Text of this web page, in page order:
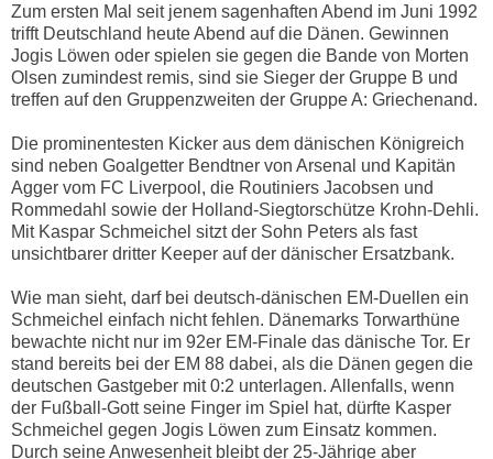
Zum ersten Mal seit jenem sagenhaften Abend im Juni 1992
trifft Deutschland heute Abend auf die Dänen. Gewinnen
Jogis Löwen oder spielen sie gegen die Bande von Morten
Olsen zumindest remis, sind sie Sieger der Gruppe B und
treffen auf den Gruppenzweiten der Gruppe A: Griechenand.
Die prominentesten Kicker aus dem dänischen Königreich
sind neben Goalgetter Bendtner von Arsenal und Kapitän
Agger vom FC Liverpool, die Routiniers Jacobsen und
Rommedahl sowie der Holland-Siegtorschütze Krohn-Dehli.
Mit Kaspar Schmeichel sitzt der Sohn Peters als fast
unsichtbarer dritter Keeper auf der dänischer Ersatzbank.
Wie man sieht, darf bei deutsch-dänischen EM-Duellen ein
Schmeichel einfach nicht fehlen. Dänemarks Torwarthüne
bewachte nicht nur im 92er EM-Finale das dänische Tor. Er
stand bereits bei der EM 88 dabei, als die Dänen gegen die
deutschen Gastgeber mit 0:2 unterlagen. Allenfalls, wenn
der Fußball-Gott seine Finger im Spiel hat, dürfte Kasper
Schmeichel gegen Jogis Löwen zum Einsatz kommen.
Durch seine Anwesenheit bleibt der 25-Jährige aber